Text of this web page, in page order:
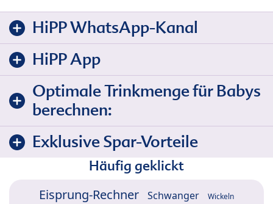
HiPP WhatsApp-Kanal
HiPP App
Optimale Trinkmenge für Babys
berechnen:
Exklusive Spar-Vorteile
Häufig geklickt
Eisprung-Rechner Schwanger Wickeln